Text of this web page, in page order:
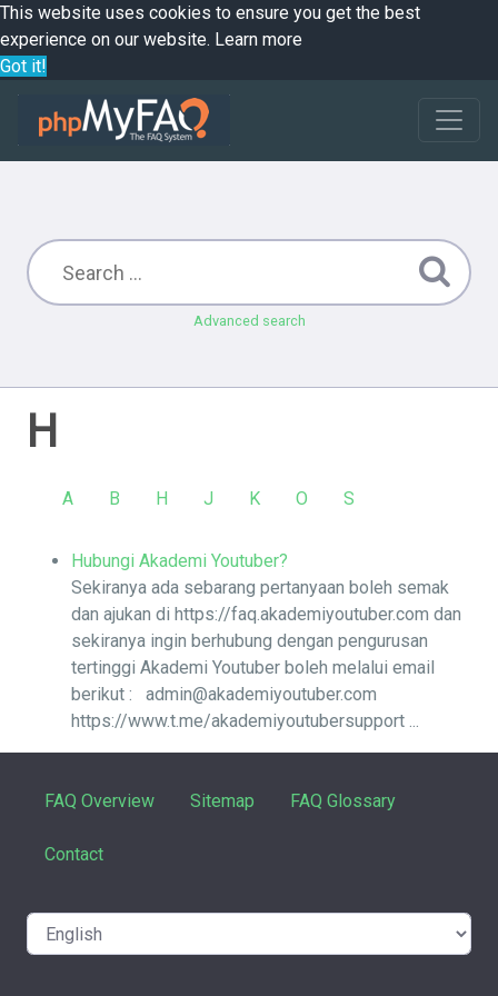
This website uses cookies to ensure you get the best
experience on our website. Learn more
Got it!
Advanced search
H
A B H J K O S
Hubungi Akademi Youtuber?
Sekiranya ada sebarang pertanyaan boleh semak
dan ajukan di https://faq.akademiyoutuber.com dan
sekiranya ingin berhubung dengan pengurusan
tertinggi Akademi Youtuber boleh melalui email
berikut : admin@akademiyoutuber.com
https://www.t.me/akademiyoutubersupport ...
FAQ Overview Sitemap FAQ Glossary
Contact